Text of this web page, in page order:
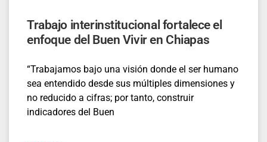
Trabajo interinstitucional fortalece el
enfoque del Buen Vivir en Chiapas
“Trabajamos bajo una visión donde el ser humano
sea entendido desde sus múltiples dimensiones y
no reducido a cifras; por tanto, construir
indicadores del Buen